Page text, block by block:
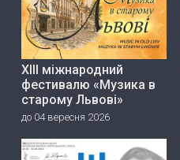
ХІІІ міжнародний
фестивалю «Музика в
старому Львові»
до 04 вересня 2026